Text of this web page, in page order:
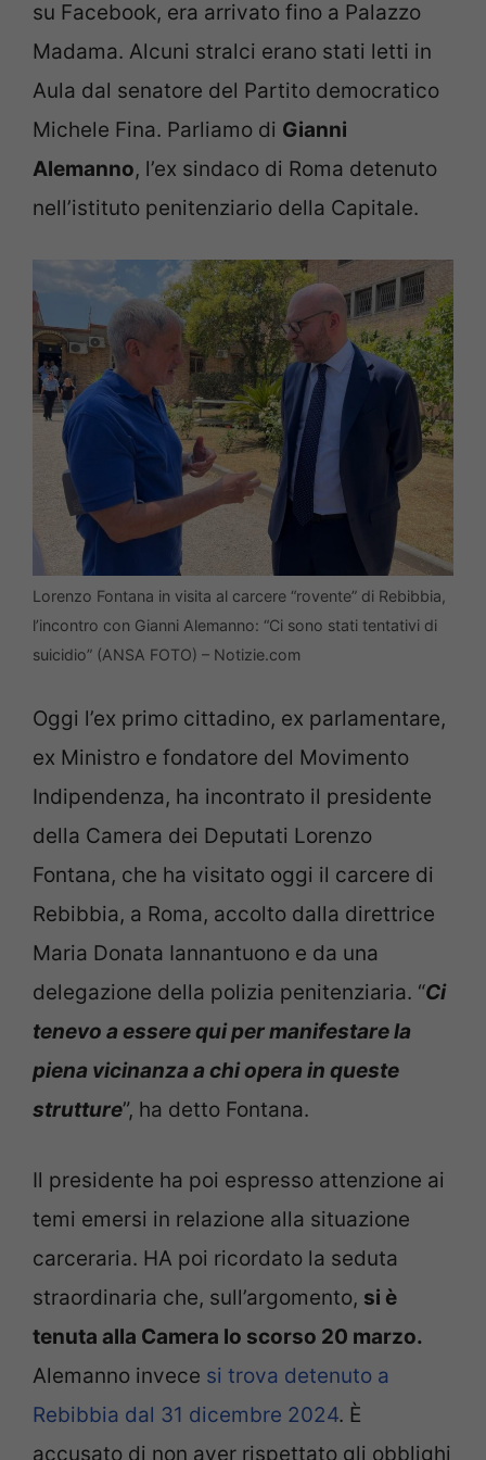
su Facebook, era arrivato fino a Palazzo
Madama. Alcuni stralci erano stati letti in
Aula dal senatore del Partito democratico
Michele Fina. Parliamo di Gianni
Alemanno, l’ex sindaco di Roma detenuto
nell’istituto penitenziario della Capitale.
Lorenzo Fontana in visita al carcere “rovente” di Rebibbia,
l’incontro con Gianni Alemanno: “Ci sono stati tentativi di
suicidio” (ANSA FOTO) – Notizie.com
Oggi l’ex primo cittadino, ex parlamentare,
ex Ministro e fondatore del Movimento
Indipendenza, ha incontrato il presidente
della Camera dei Deputati Lorenzo
Fontana, che ha visitato oggi il carcere di
Rebibbia, a Roma, accolto dalla direttrice
Maria Donata Iannantuono e da una
delegazione della polizia penitenziaria. “Ci
tenevo a essere qui per manifestare la
piena vicinanza a chi opera in queste
strutture”, ha detto Fontana.
Il presidente ha poi espresso attenzione ai
temi emersi in relazione alla situazione
carceraria. HA poi ricordato la seduta
straordinaria che, sull’argomento, si è
tenuta alla Camera lo scorso 20 marzo.
Alemanno invece si trova detenuto a
Rebibbia dal 31 dicembre 2024. È
accusato di non aver rispettato gli obblighi